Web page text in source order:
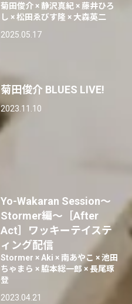
菊田俊介 × 静沢真紀 × 藤井ひろ
し × 松田ゑびす隆 × 大森英二
2025.05.17
菊田俊介 BLUES LIVE!
2023.11.10
Yo-Wakaran Session〜
Stormer編〜［After
Act］ワッキーテイステ
ィング配信
Stormer × Aki × 南あやこ × 池田
ちゃまら × 脇本総一郎 × 長尾琢
登
2023.04.21